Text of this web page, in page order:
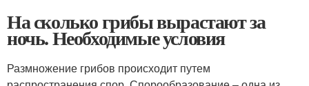
На сколько грибы вырастают за
ночь. Необходимые условия
Размножение грибов происходит путем